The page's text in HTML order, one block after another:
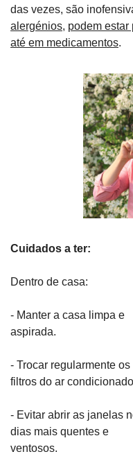
alergénios, podem estar
até em medicamentos.
Cuidados a ter:
Dentro de casa:
- Manter a casa limpa e
aspirada.
- Trocar regularmente os
filtros do ar
- Evitar abrir as janelas
dias mais quentes e
ventosos.